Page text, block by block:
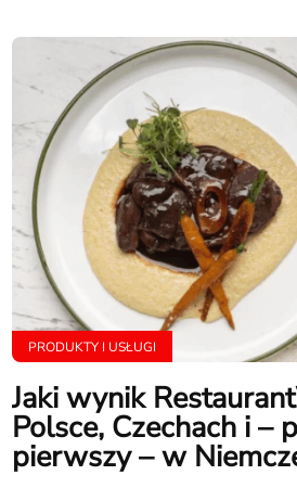
PRODUKTY I USŁUGI
Jaki wynik
Polsce, Czechach i –
pierwszy – w